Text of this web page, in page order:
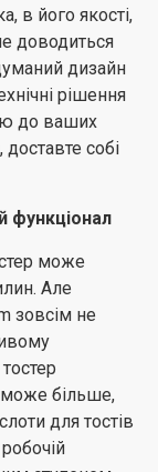
в його якості,
доводиться
дизайн
рішення
до ваших
собі
функціонал
може
Але
зовсім не
може більше,
для тостів